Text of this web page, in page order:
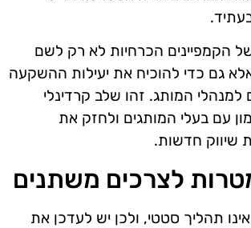
הקמפיינים הכרחיות לא רק לשם
גם כדי להוכיח את יעילות ההשקעה
למנהלי המותג. זהו שלב קרדינלי
עם בעלי המותגים ולחזק את
שיווק חדשות.
לצרכים משתנים
תהליך סטטי, ולכן יש לעדכן את